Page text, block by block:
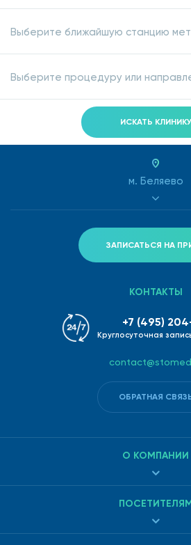
Выберите ближайшую станцию
Выберите процедуру или
ИСКАТЬ КЛИНИКУ
м. Беляево
ЗАПИСАТЬСЯ НА
О КОМПАНИИ
КОНТАКТЫ
+7 (495)
Круглосуточная
ОБРАТНАЯ